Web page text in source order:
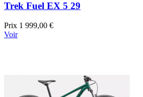
Trek Fuel EX 5 29
Prix 1 999,00 €
Voir